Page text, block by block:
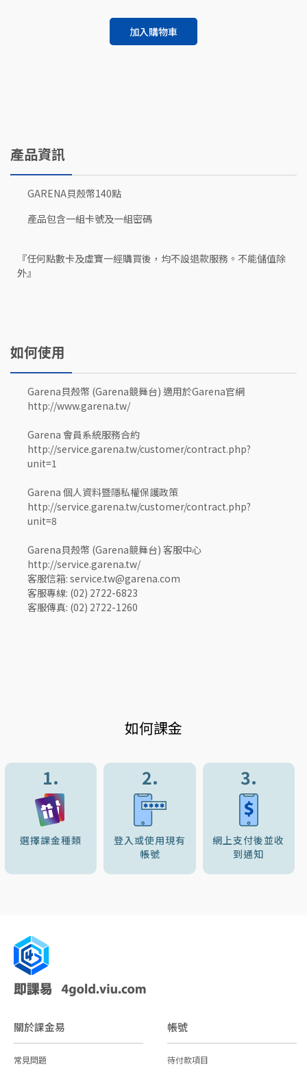
加入購物車
產品資訊
GARENA貝殼幣140點
產品包含一組卡號及一組密碼
『任何點數卡及虛寶一經購買後，均不設退款服務。不能儲值除
外』
如何使用
Garena貝殼幣 (Garena競舞台) 適用於Garena官網
http://www.garena.tw/
Garena 會員系統服務合約
http://service.garena.tw/customer/contract.php?
unit=1
Garena 個人資料暨隱私權保護政策
http://service.garena.tw/customer/contract.php?
unit=8
Garena貝殼幣 (Garena競舞台) 客服中心
http://service.garena.tw/
客服信箱: service.tw@garena.com
客服專線: (02) 2722-6823
客服傳真: (02) 2722-1260
如何課金
1.
選擇課金種類
2.
登入或使用現有
帳號
3.
網上支付後並收
到通知
關於課金易
常見問題
帳號
待付款項目